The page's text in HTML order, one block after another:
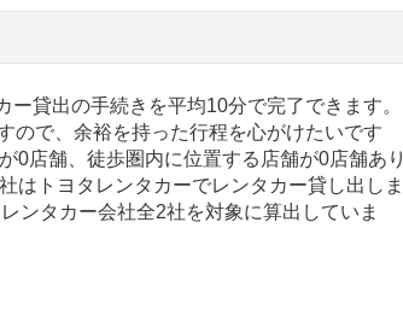
貸出の手続きを平均10分で完了できます。
ので、余裕を持った行程を心がけたいです
0店舗、徒歩圏内に位置する店舗が0店舗あり
はトヨタレンタカーでレンタカー貸し出しま
ンタカー会社全2社を対象に算出していま